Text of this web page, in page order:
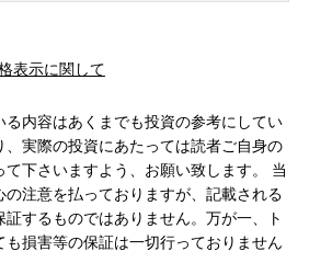
表示に関して
る内容はあくまでも投資の参考にしてい
、実際の投資にあたっては読者ご自身の
下さいますよう、お願い致します。 当
注意を払っておりますが、記載される
するものではありません。万が一、ト
も損害等の保証は一切行っておりません